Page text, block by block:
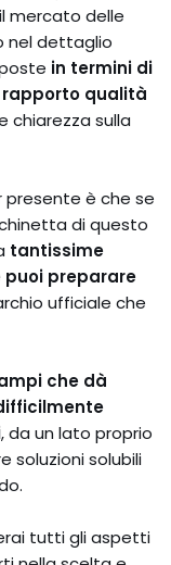
mercato delle
nel dettaglio
in termini di
rapporto qualità
chiarezza sulla
è che se
di questo
tantissime
puoi preparare
ufficiale che
che dà
, da un lato proprio
soluzioni solubili
tutti gli aspetti